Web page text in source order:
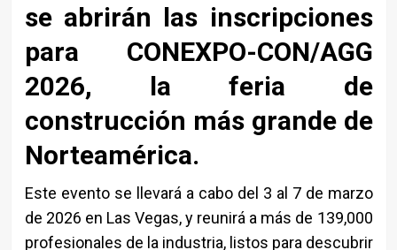
se abrirán las inscripciones
para CONEXPO-CON/AGG
2026, la feria de
construcción más grande de
Norteamérica.
Este evento se llevará a cabo del 3 al 7 de marzo
de 2026 en Las Vegas, y reunirá a más de 139,000
profesionales de la industria, listos para descubrir